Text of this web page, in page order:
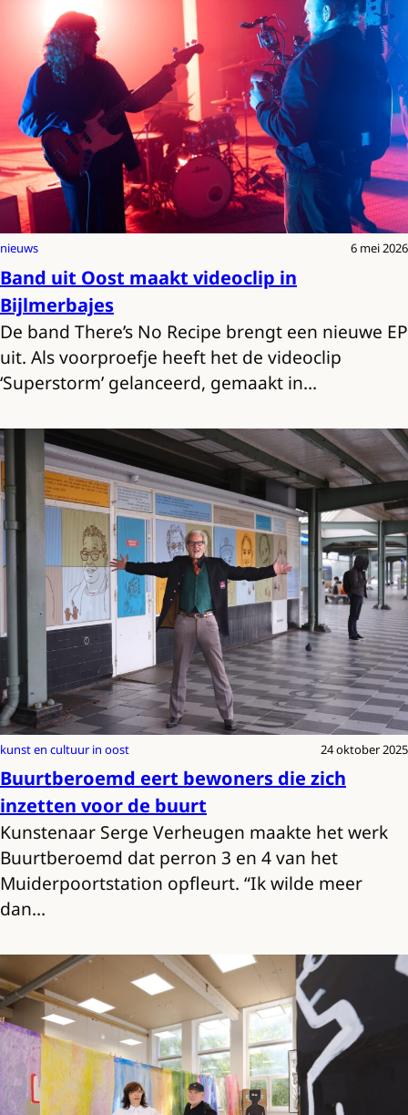
nieuws 6 mei 2026
Band uit Oost maakt videoclip in
Bijlmerbajes
De band There’s No Recipe brengt een nieuwe EP
uit. Als voorproefje heeft het de videoclip
‘Superstorm’ gelanceerd, gemaakt in…
kunst en cultuur in oost 24 oktober 2025
Buurtberoemd eert bewoners die zich
inzetten voor de buurt
Kunstenaar Serge Verheugen maakte het werk
Buurtberoemd dat perron 3 en 4 van het
Muiderpoortstation opfleurt. “Ik wilde meer
dan…